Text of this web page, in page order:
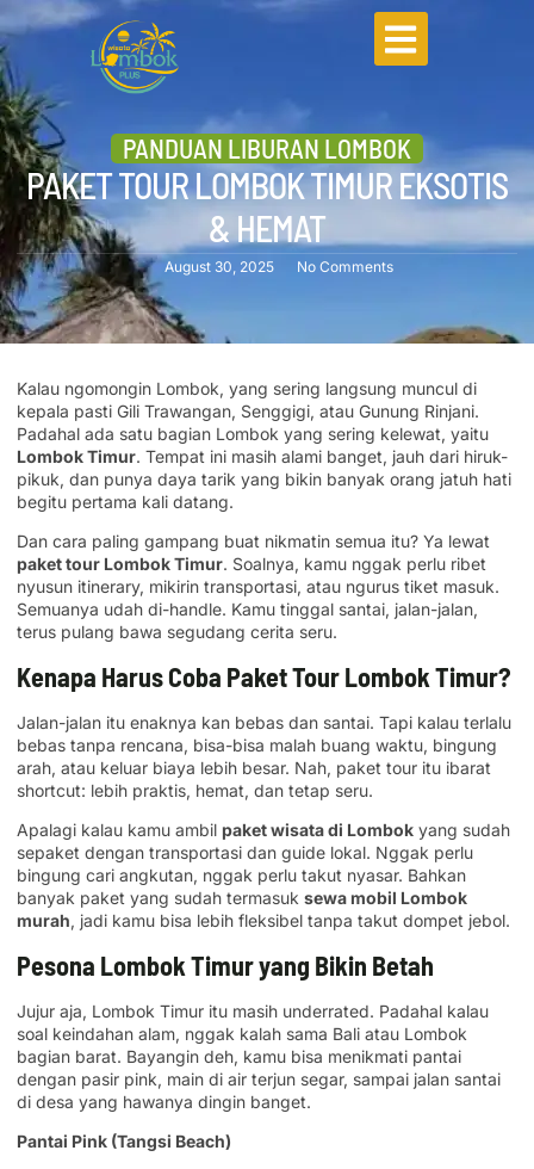
PANDUAN LIBURAN LOMBOK
PAKET TOUR LOMBOK TIMUR EKSOTIS
& HEMAT
August 30, 2025 No Comments
Kalau ngomongin Lombok, yang sering langsung muncul di
kepala pasti Gili Trawangan, Senggigi, atau Gunung Rinjani.
Padahal ada satu bagian Lombok yang sering kelewat, yaitu
Lombok Timur. Tempat ini masih alami banget, jauh dari hiruk-
pikuk, dan punya daya tarik yang bikin banyak orang jatuh hati
begitu pertama kali datang.
Dan cara paling gampang buat nikmatin semua itu? Ya lewat
paket tour Lombok Timur. Soalnya, kamu nggak perlu ribet
nyusun itinerary, mikirin transportasi, atau ngurus tiket masuk.
Semuanya udah di-handle. Kamu tinggal santai, jalan-jalan,
terus pulang bawa segudang cerita seru.
Kenapa Harus Coba Paket Tour Lombok Timur?
Jalan-jalan itu enaknya kan bebas dan santai. Tapi kalau terlalu
bebas tanpa rencana, bisa-bisa malah buang waktu, bingung
arah, atau keluar biaya lebih besar. Nah, paket tour itu ibarat
shortcut: lebih praktis, hemat, dan tetap seru.
Apalagi kalau kamu ambil paket wisata di Lombok yang sudah
sepaket dengan transportasi dan guide lokal. Nggak perlu
bingung cari angkutan, nggak perlu takut nyasar. Bahkan
banyak paket yang sudah termasuk sewa mobil Lombok
murah, jadi kamu bisa lebih fleksibel tanpa takut dompet jebol.
Pesona Lombok Timur yang Bikin Betah
Jujur aja, Lombok Timur itu masih underrated. Padahal kalau
soal keindahan alam, nggak kalah sama Bali atau Lombok
bagian barat. Bayangin deh, kamu bisa menikmati pantai
dengan pasir pink, main di air terjun segar, sampai jalan santai
di desa yang hawanya dingin banget.
Pantai Pink (Tangsi Beach)